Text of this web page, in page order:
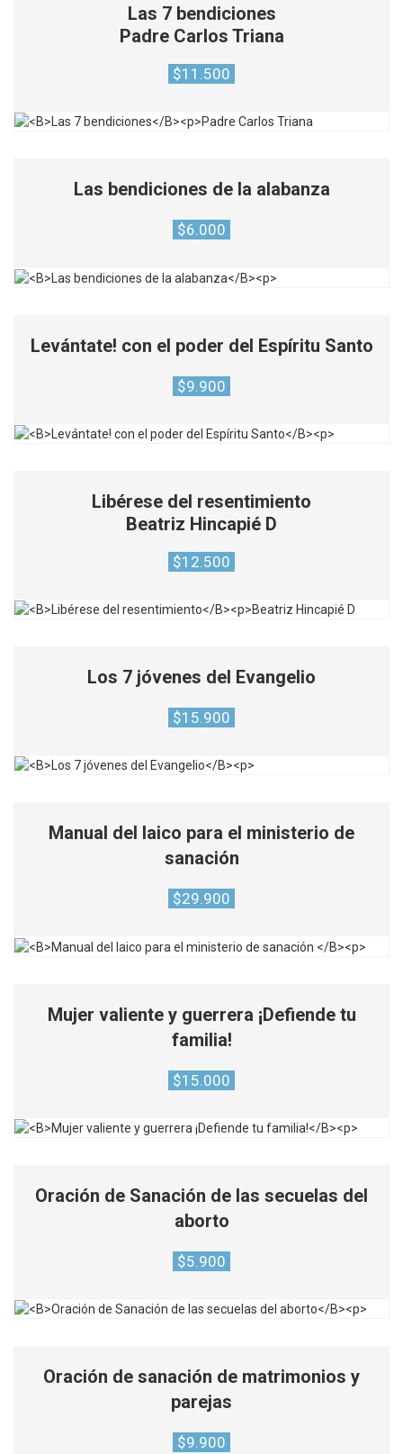
Las 7 bendiciones
Padre Carlos Triana
$11.500
Las bendiciones de la alabanza
$6.000
Levántate! con el poder del Espíritu Santo
$9.900
Libérese del resentimiento
Beatriz Hincapié D
$12.500
Los 7 jóvenes del Evangelio
$15.900
Manual del laico para el ministerio de
sanación
$29.900
Mujer valiente y guerrera ¡Defiende tu
familia!
$15.000
Oración de Sanación de las secuelas del
aborto
$5.900
Oración de sanación de matrimonios y
parejas
$9.900